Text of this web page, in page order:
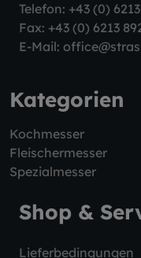
Telefon: +43 (0)
Fax: +43 (0) 6213
E-Mail:
Kategorien
Kochmesser
Fleischermesser
Spezialmesser
Shop &
Lieferbedingungen